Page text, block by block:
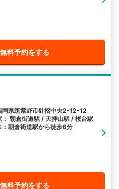
料予約をする
岡県筑紫野市針摺中央2-12-12
： 朝倉街道駅 / 天拝山駅 / 桜台駅
：朝倉街道駅から徒歩6分
料予約をする